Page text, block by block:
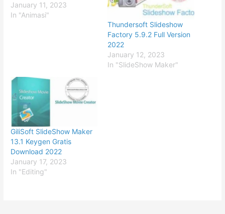
January 11, 2023
In "Animasi"
Thundersoft Slideshow
Factory 5.9.2 Full Version
2022
January 12, 2023
In "SlideShow Maker"
GiliSoft SlideShow Maker
13.1 Keygen Gratis
Download 2022
January 17, 2023
In "Editing"